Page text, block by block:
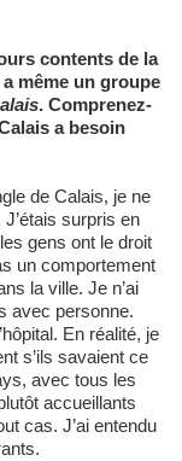
même un groupe
. Comprenez-
a besoin
de Calais, je ne
surpris en
gens ont le droit
un comportement
la ville. Je n’ai
avec personne.
En réalité, je
s’ils savaient ce
avec tous les
accueillants
cas. J’ai entendu